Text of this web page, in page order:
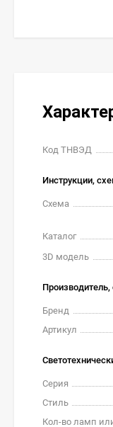
Код ТНВЭД
Инструкции,
Схема
Каталог
3D модель
Производитель,
Бренд
Артикул
Серия
Стиль
Кол-во ламп